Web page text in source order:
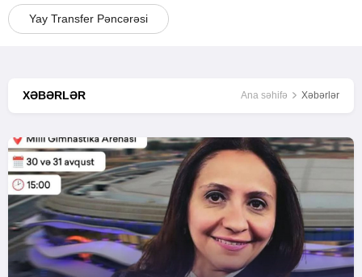
Yay Transfer Pəncərəsi
XƏBƏRLƏR Ana səhifə Xəbərlər